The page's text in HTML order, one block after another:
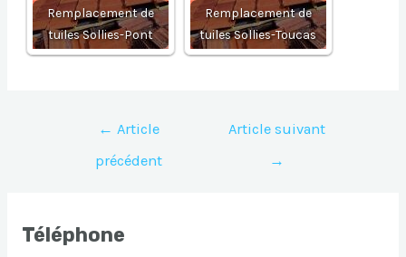
Remplacement de
tuiles Sollies-Pont
Remplacement de
tuiles Sollies-Toucas
Navigation
l’article
← Article
précédent
Article suivant
→
Téléphone